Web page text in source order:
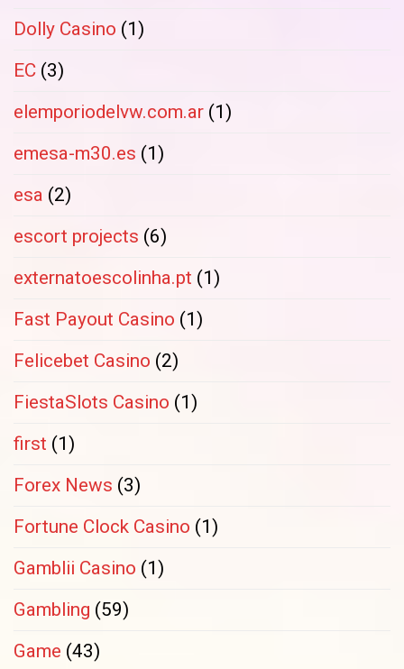
Dolly Casino (1)
EC (3)
elemporiodelvw.com.ar (1)
emesa-m30.es (1)
esa (2)
escort projects (6)
externatoescolinha.pt (1)
Fast Payout Casino (1)
Felicebet Casino (2)
FiestaSlots Casino (1)
first (1)
Forex News (3)
Fortune Clock Casino (1)
Gamblii Casino (1)
Gambling (59)
Game (43)